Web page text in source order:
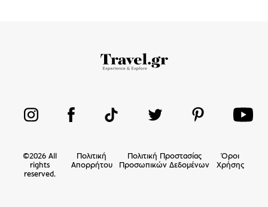
©2026 All
rights
reserved.
Πολιτική
Απορρήτου
Πολιτική Προστασίας
Προσωπικών Δεδομένων
Όροι
Χρήσης